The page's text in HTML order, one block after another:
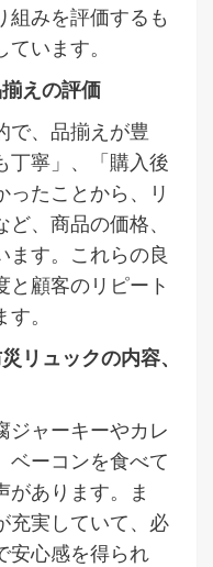
組みを評価するも
います。
えの評価
で、品揃えが豊
丁寧」、「購入後
ったことから、リ
、商品の価格、
ます。これらの良
と顧客のリピート
。
リュックの内容、
ジャーキーやカレ
ベーコンを食べて
があります。ま
充実していて、必
安心感を得られ